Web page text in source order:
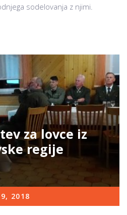
sodelovanja z njimi.
za lovce iz
regije
9, 2018